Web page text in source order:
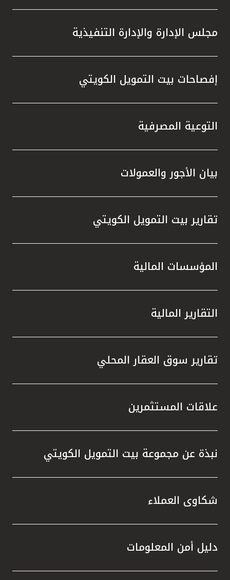
مجلس الإدارة والإدارة التنفيذية
إفصاحات بيت التمويل الكويتي
التوعية المصرفية
بيان الأجور والعمولات
تقارير بيت التمويل الكويتي
المؤسسات المالية
التقارير المالية
تقارير سوق العقار المحلي
علاقات المستثمرين
نبذة عن مجموعة بيت التمويل الكويتي
شكاوى العملاء
دليل أمن المعلومات